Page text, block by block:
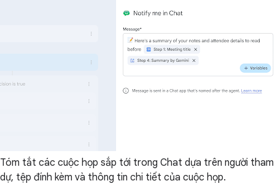
Tóm tắt các cuộc họp sắp tới trong Chat dựa trên người tham
dự, tệp đính kèm và thông tin chi tiết của cuộc họp.